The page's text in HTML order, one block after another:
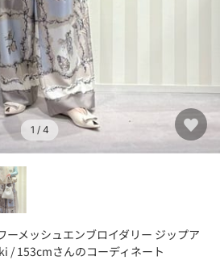
1 / 4
ーメッシュエンブロイダリー ジップア
/ 153cmさんのコーディネート